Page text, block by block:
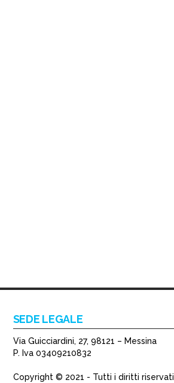
SEDE LEGALE
Via Guicciardini, 27, 98121 – Messina
P. Iva 03409210832
Copyright © 2021 - Tutti i diritti riservati